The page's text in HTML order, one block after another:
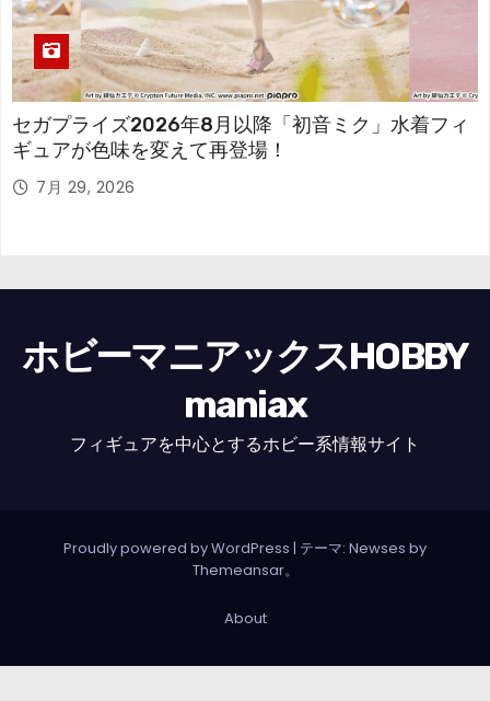
セガプライズ2026年8月以降「初音ミク」水着フィ
ギュアが色味を変えて再登場！
7月 29, 2026
ホビーマニアックスHOBBY
maniax
フィギュアを中心とするホビー系情報サイト
Proudly powered by WordPress | テーマ: Newses by
Themeansar。
About